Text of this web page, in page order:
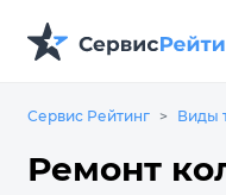
Сервис Рейтинг Виды
Ремонт